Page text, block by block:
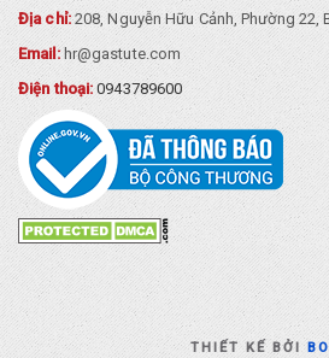
Địa chỉ:208, Nguyễn Hữu Cảnh, Phường 22,
Email: hr@gastute.com
Điện thoại:0943789600
THIẾT KẾ BỞI